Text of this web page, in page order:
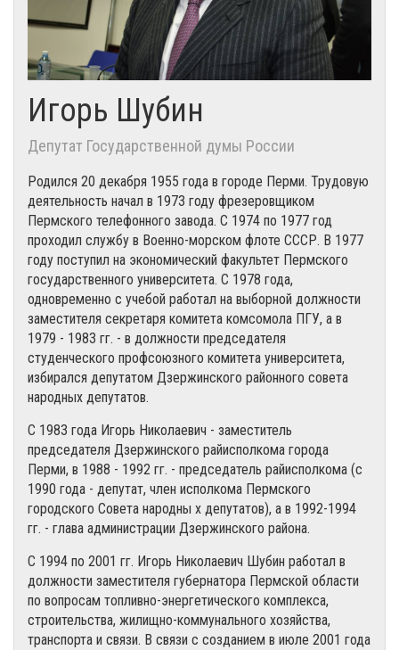
Игорь Шубин
Депутат Государственной думы России
Родился 20 декабря 1955 года в городе Перми. Трудовую
деятельность начал в 1973 году фрезеровщиком
Пермского телефонного завода. С 1974 по 1977 год
проходил службу в Военно-морском флоте СССР. В 1977
году поступил на экономический факультет Пермского
государственного университета. С 1978 года,
одновременно с учебой работал на выборной должности
заместителя секретаря комитета комсомола ПГУ, а в
1979 - 1983 гг. - в должности председателя
студенческого профсоюзного комитета университета,
избирался депутатом Дзержинского районного совета
народных депутатов.
С 1983 года Игорь Николаевич - заместитель
председателя Дзержинского райисполкома города
Перми, в 1988 - 1992 гг. - председатель райисполкома (с
1990 года - депутат, член исполкома Пермского
городского Совета народны х депутатов), а в 1992-1994
гг. - глава администрации Дзержинского района.
С 1994 по 2001 гг. Игорь Николаевич Шубин работал в
должности заместителя губернатора Пермской области
по вопросам топливно-энергетического комплекса,
строительства, жилищно-коммунального хозяйства,
транспорта и связи. В связи с созданием в июле 2001 года